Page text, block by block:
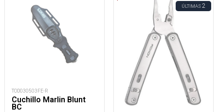
TOD030503FE-R
Cuchillo Marlin Blunt
BC
ÚLTIMAS2